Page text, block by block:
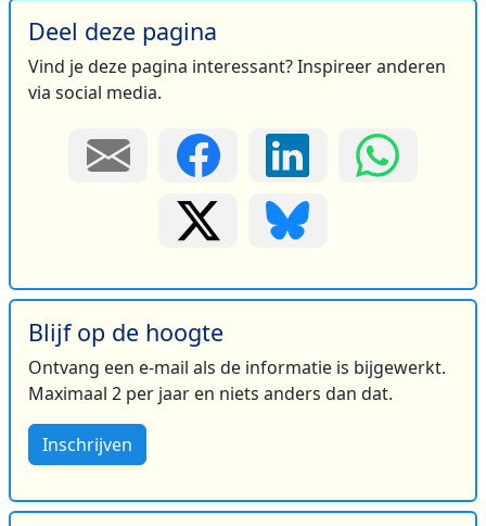
Deel deze pagina
Vind je deze pagina interessant? Inspireer anderen
via social media.
Blijf op de hoogte
Ontvang een e-mail als de informatie is bijgewerkt.
Maximaal 2 per jaar en niets anders dan dat.
Inschrijven